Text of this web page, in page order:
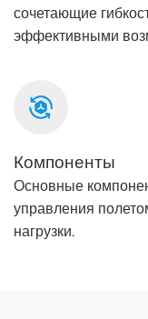
сочетающие
эффективными
Компоненты
Основные
управления
нагрузки.